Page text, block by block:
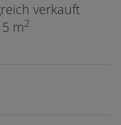
verkauft
m2